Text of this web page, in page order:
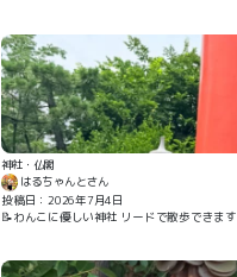
神社・仏閣
はるちゃんとさん
投稿日：2026年7月4日
📝わんこに優しい神社 リードで散歩できます